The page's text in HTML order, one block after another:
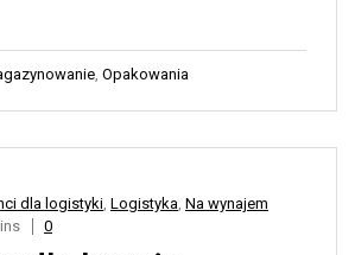
, Opakowania
dla logistyki, Logistyka, Na wynajem
0